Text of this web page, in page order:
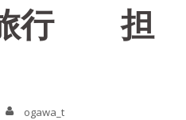
旅行 担
ogawa_t